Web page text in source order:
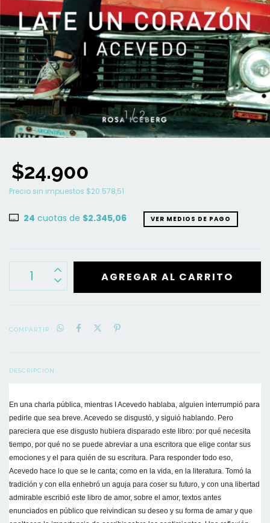
1/2
$24.900
Precio sin impuestos $20.578,51
24 cuotas de $2.345,06 VER MEDIOS DE PAGO
COMPARTIR
DESCRIPCIÓN
En una charla pública, mientras I Acevedo hablaba, alguien interrumpió para
pedirle que sea breve. Acevedo se disgustó, y siguió hablando. Pero
pareciera que ese disgusto hubiera disparado este libro: por qué necesita
tiempo, por qué no se puede abreviar a una escritora que elige contar sus
emociones y el para quién de su escritura. Para responder todo eso,
Acevedo hace lo que se le canta; como en la vida, en la literatura. Tomó la
tradición y con ella enhebró un aguja para coser su futuro, y con una libertad
admirable escribió este libro de amor, sobre el amor, textos antes
enunciados en público que reivindican su deseo y su forma de amar y que